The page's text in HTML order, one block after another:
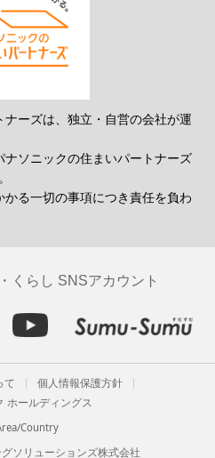
ーズは、独立・自営の会社が運
ソニックの住まいパートナーズ
る一切の事項につき責任を負わ
くらし SNSアカウント
て
個人情報保護方針
ホールディングス
Country
ソリューションズ株式会社